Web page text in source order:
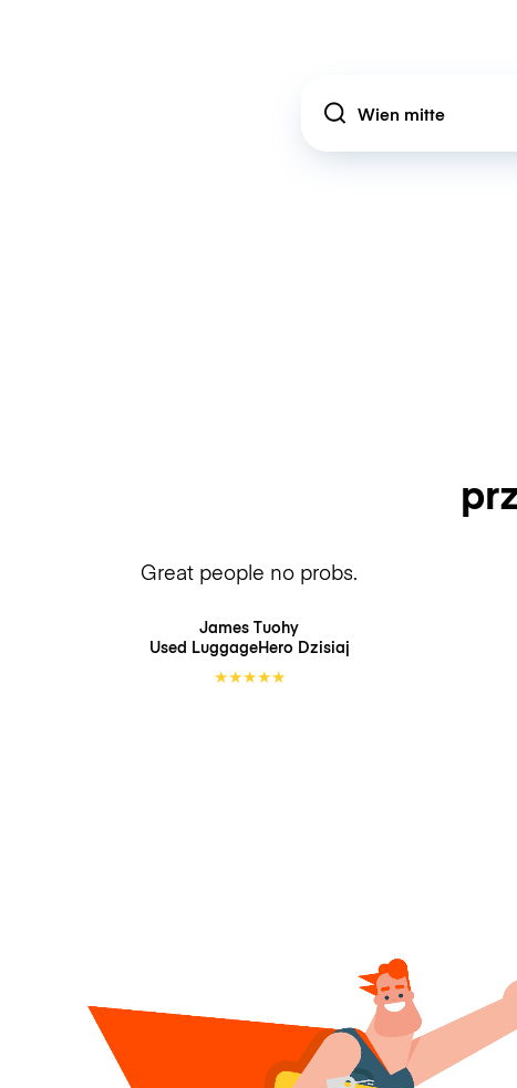
Location
Great people no probs.
James Tuohy
Used LuggageHero Dzisiaj
★★★★★